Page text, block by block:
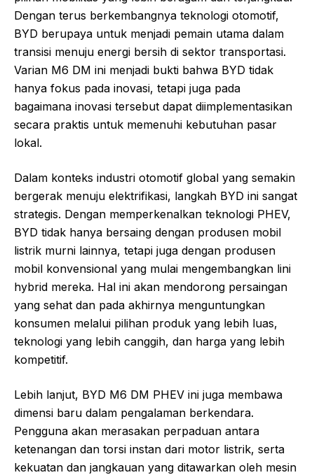
Dengan terus berkembangnya teknologi otomotif,
BYD berupaya untuk menjadi pemain utama dalam
transisi menuju energi bersih di sektor transportasi.
Varian M6 DM ini menjadi bukti bahwa BYD tidak
hanya fokus pada inovasi, tetapi juga pada
bagaimana inovasi tersebut dapat diimplementasikan
secara praktis untuk memenuhi kebutuhan pasar
lokal.
Dalam konteks industri otomotif global yang semakin
bergerak menuju elektrifikasi, langkah BYD ini sangat
strategis. Dengan memperkenalkan teknologi PHEV,
BYD tidak hanya bersaing dengan produsen mobil
listrik murni lainnya, tetapi juga dengan produsen
mobil konvensional yang mulai mengembangkan lini
hybrid mereka. Hal ini akan mendorong persaingan
yang sehat dan pada akhirnya menguntungkan
konsumen melalui pilihan produk yang lebih luas,
teknologi yang lebih canggih, dan harga yang lebih
kompetitif.
Lebih lanjut, BYD M6 DM PHEV ini juga membawa
dimensi baru dalam pengalaman berkendara.
Pengguna akan merasakan perpaduan antara
ketenangan dan torsi instan dari motor listrik, serta
kekuatan dan jangkauan yang ditawarkan oleh mesin